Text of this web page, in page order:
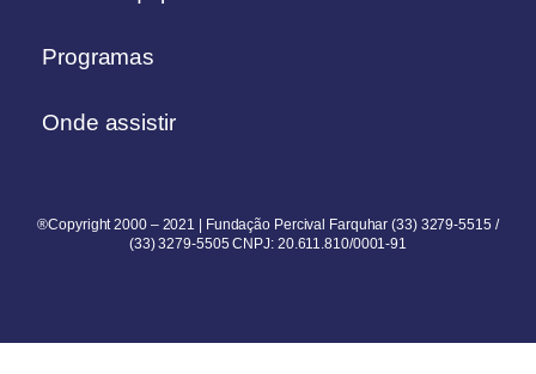
Programas
Onde assistir
®Copyright 2000 – 2021 | Fundação Percival Farquhar (33) 3279-5515 /
(33) 3279-5505 CNPJ: 20.611.810/0001-91